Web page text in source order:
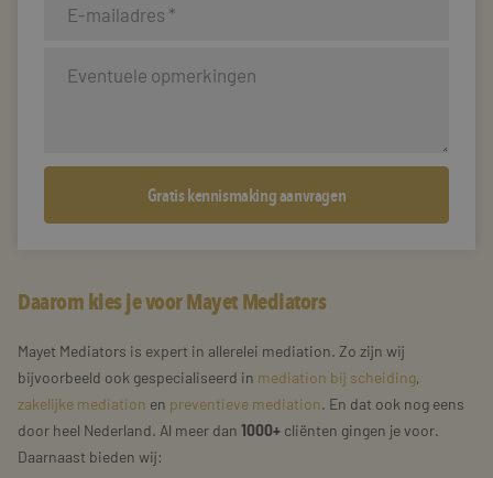
Daarom kies je voor Mayet Mediators
Mayet Mediators is expert in allerelei mediation. Zo zijn wij
bijvoorbeeld ook gespecialiseerd in mediation bij scheiding,
zakelijke mediation en preventieve mediation. En dat ook nog eens
door heel Nederland. Al meer dan 1000+ cliënten gingen je voor.
Daarnaast bieden wij: